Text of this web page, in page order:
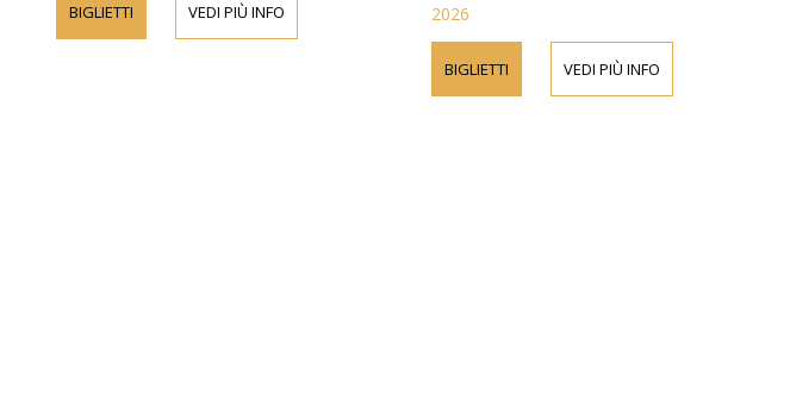
BIGLIETTI VEDI PIÙ INFO
2026
BIGLIETTI VEDI PIÙ INFO